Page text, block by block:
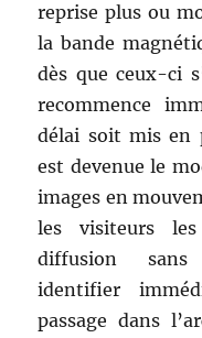
reprise plus ou
la bande
dès que ceux-ci
recommence
délai soit mis en
est devenue le
images en
les visiteurs
diffusion sans
identifier
passage dans